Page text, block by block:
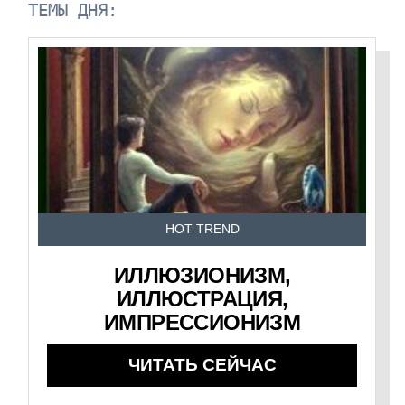
ТЕМЫ ДНЯ:
HOT TREND
ИЛЛЮЗИОНИЗМ,
ИЛЛЮСТРАЦИЯ,
ИМПРЕССИОНИЗМ
ЧИТАТЬ СЕЙЧАС